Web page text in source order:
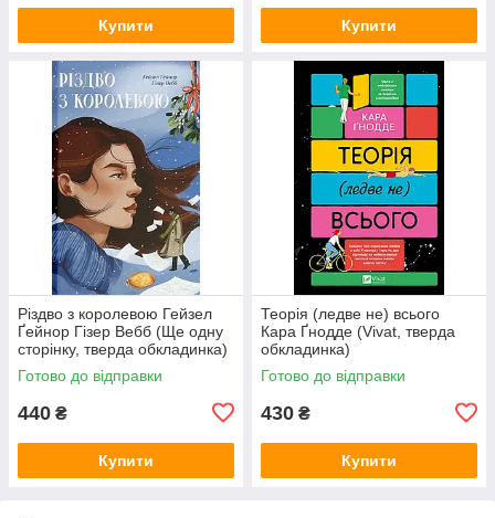
Купити Купити
Різдво з королевою Гейзел
Ґейнор Гізер Вебб (Ще одну
сторінку, тверда обкладинка)
Готово до відправки
440 ₴
Купити
Теорія (ледве не) всього
Кара Ґнодде (Vivat, тверда
обкладинка)
Готово до відправки
430 ₴
Купити